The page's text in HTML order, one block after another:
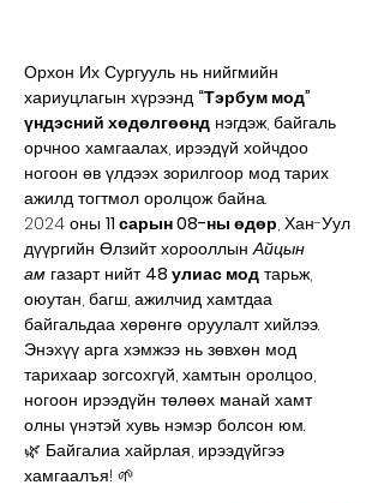
Орхон Их Сургууль нь нийгмийн
хариуцлагын хүрээнд “Тэрбум мод”
үндэсний хөдөлгөөнд нэгдэж, байгаль
орчноо хамгаалах, ирээдүй хойчдоо
ногоон өв үлдээх зорилгоор мод тарих
ажилд тогтмол оролцож байна.
2024 оны 11 сарын 08-ны өдөр, Хан-Уул
дүүргийн Өлзийт хорооллын Айцын
ам газарт нийт 48 улиас мод тарьж,
оюутан, багш, ажилчид хамтдаа
байгальдаа хөрөнгө оруулалт хийлээ.
Энэхүү арга хэмжээ нь зөвхөн мод
тарихаар зогсохгүй, хамтын оролцоо,
ногоон ирээдүйн төлөөх манай хамт
олны үнэтэй хувь нэмэр болсон юм.
🌿 Байгалиа хайрлая, ирээдүйгээ
хамгаалъя! 🌱